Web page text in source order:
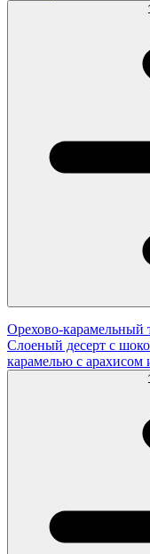
Орехово-карамельный
Слоеный десерт с
карамелью с